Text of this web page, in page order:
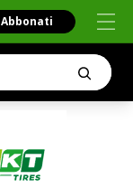
Abbonati